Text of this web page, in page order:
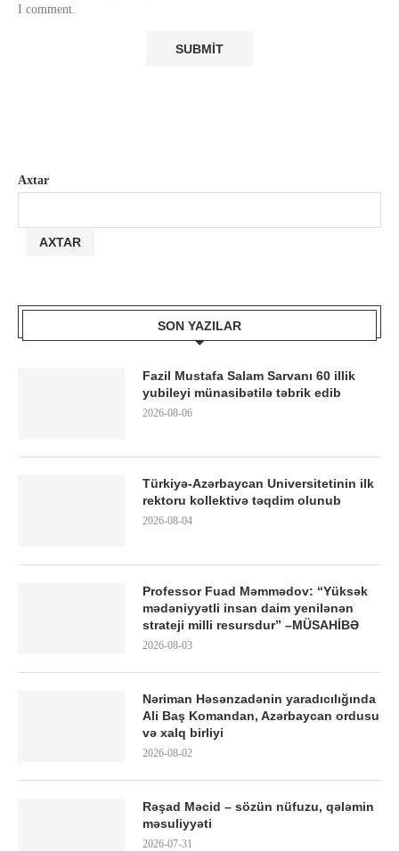
I comment.
Axtar
AXTAR
SON YAZILAR
Fazil Mustafa Salam Sarvanı 60 illik
yubileyi münasibətilə təbrik edib
2026-08-06
Türkiyə-Azərbaycan Universitetinin ilk
rektoru kollektivə təqdim olunub
2026-08-04
Professor Fuad Məmmədov: “Yüksək
mədəniyyətli insan daim yenilənən
strateji milli resursdur” –MÜSAHİBƏ
2026-08-03
Nəriman Həsənzadənin yaradıcılığında
Ali Baş Komandan, Azərbaycan ordusu
və xalq birliyi
2026-08-02
Rəşad Məcid – sözün nüfuzu, qələmin
məsuliyyəti
2026-07-31